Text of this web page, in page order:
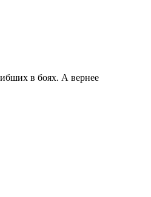
в боях. А вернее